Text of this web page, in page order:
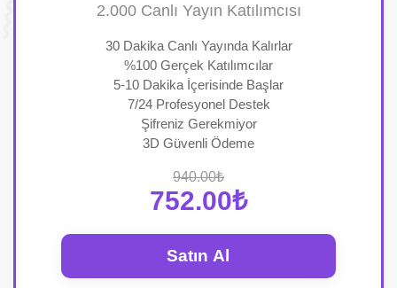
2.000 Canlı Yayın Katılımcısı
30 Dakika Canlı Yayında Kalırlar
%100 Gerçek Katılımcılar
5-10 Dakika İçerisinde Başlar
7/24 Profesyonel Destek
Şifreniz Gerekmiyor
3D Güvenli Ödeme
940.00₺
752.00₺
Satın Al